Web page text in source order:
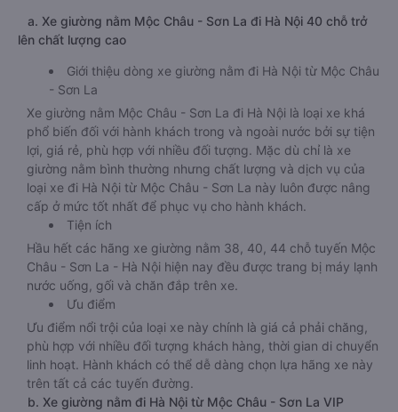
a. Xe giường nằm Mộc Châu - Sơn La đi Hà Nội 40 chỗ trở
lên chất lượng cao
Giới thiệu dòng xe giường nằm đi Hà Nội từ Mộc Châu
- Sơn La
Xe giường nằm Mộc Châu - Sơn La đi Hà Nội là loại xe khá
phổ biến đối với hành khách trong và ngoài nước bởi sự tiện
lợi, giá rẻ, phù hợp với nhiều đối tượng. Mặc dù chỉ là xe
giường nằm bình thường nhưng chất lượng và dịch vụ của
loại xe đi Hà Nội từ Mộc Châu - Sơn La này luôn được nâng
cấp ở mức tốt nhất để phục vụ cho hành khách.
Tiện ích
Hầu hết các hãng xe giường nằm 38, 40, 44 chỗ tuyến Mộc
Châu - Sơn La - Hà Nội hiện nay đều được trang bị máy lạnh
nước uống, gối và chăn đắp trên xe.
Ưu điểm
Ưu điểm nổi trội của loại xe này chính là giá cả phải chăng,
phù hợp với nhiều đối tượng khách hàng, thời gian di chuyển
linh hoạt. Hành khách có thể dễ dàng chọn lựa hãng xe này
trên tất cả các tuyến đường.
b. Xe giường nằm đi Hà Nội từ Mộc Châu - Sơn La VIP